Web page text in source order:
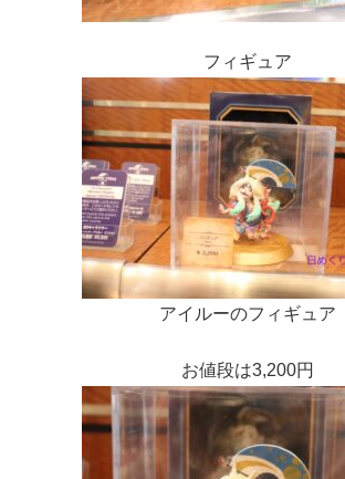
フィギュア
アイルーのフィギュア
お値段は3,200円